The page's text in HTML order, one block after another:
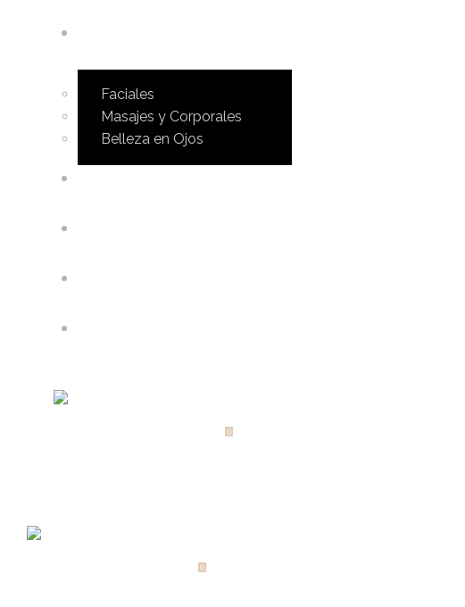
Faciales
Masajes y Corporales
Belleza en Ojos
0
0